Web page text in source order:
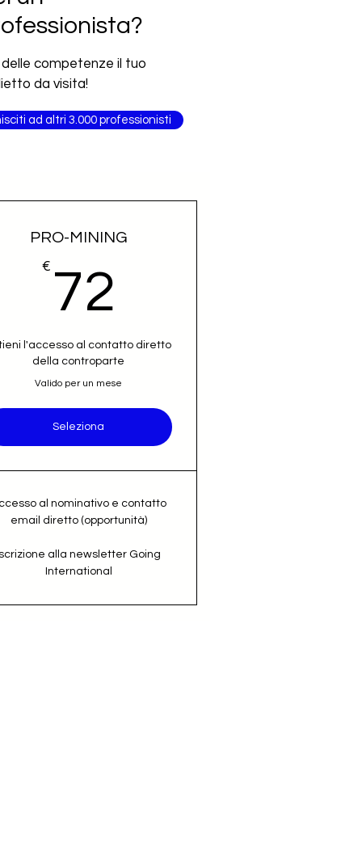
delle competenze il tuo
da visita!
ad altri 3.000 professionisti
PRO-MINING
€ 72
l'accesso al contatto diretto
della controparte
Valido per un mese
Seleziona
al nominativo e contatto
email diretto (opportunità)
Iscrizione alla newsletter Going
International